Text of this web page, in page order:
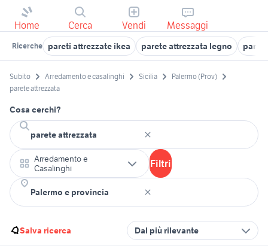
Home Cerca Vendi Messaggi
Ricerche pareti attrezzate ikea parete attrezzata legno pareti
Subito Arredamento e casalinghi Sicilia
Palermo (Prov)
parete attrezzata
Cosa cerchi?
Arredamento e
Casalinghi
Filtri
Salva ricerca Dal più rilevante